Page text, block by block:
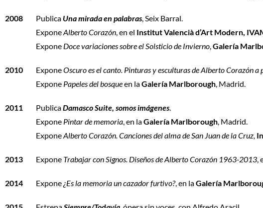
2008
2010
2011
2013
2014
Publica Una mirada en palabras, Seix Barral.
ExponeAlberto Corazón, en el Institut Valencià d’Art Modern,
ExponeDoce variaciones sobre el Solsticio de Invierno,Galería
ExponeOscuro es el canto. Pinturas y esculturas de Alberto Corazón
ExponePapeles del bosqueen laGalería Marlborough, Madrid.
PublicaDamasco Suite, somos imágenes.
Expone Pintar de memoria, en laGalería Marlborough, Madrid.
ExponeAlberto Corazón. Canciones del alma de San Juan de la Cruz,
Expone Trabajar con Signos. Diseños de Alberto Corazón 1963-2013,
Expone¿Es la memoria un cazador furtivo?, en laGalería